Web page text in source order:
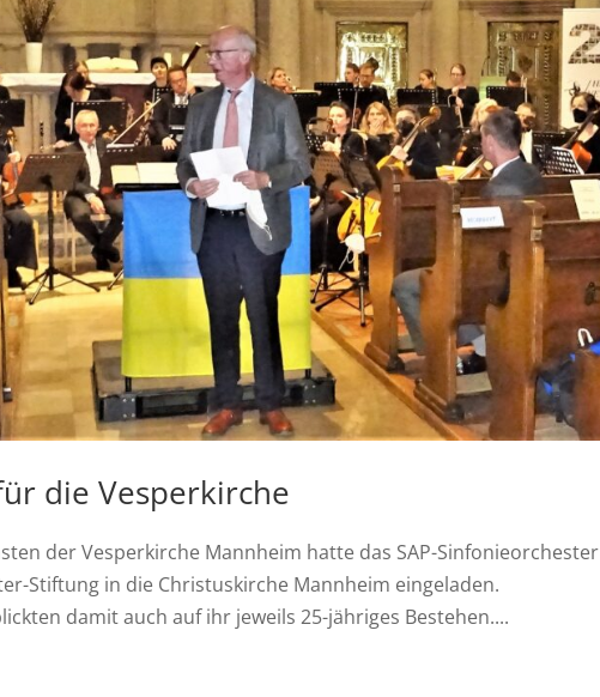
die Vesperkirche
der Vesperkirche Mannheim hatte das SAP-Sinfonieorchester
Stiftung in die Christuskirche Mannheim eingeladen.
damit auch auf ihr jeweils 25-jähriges Bestehen....